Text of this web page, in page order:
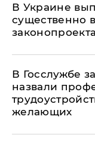
В Украине
существенно
В Госслужбе
назвали
желающих